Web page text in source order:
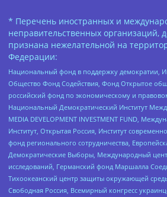
* Перечень иностранных и
неправительственных организаций,
признана нежелательной на
Федерации:
Национальный фонд в поддержку демократии,
Общество Фонд Содействия, Фонд Открытое
российский фонд по экономическому и
Национальный Демократический Институт
MEDIA DEVELOPMENT INVESTMENT FUND,
Институт, Открытая Россия, Институт
фонд регионального сотрудничества,
Демократические Выборы, Международный
исследований, Германский фонд Маршалла
Тихоокеанский центр защиты окружающей
Свободная Россия, Всемирный конгресс